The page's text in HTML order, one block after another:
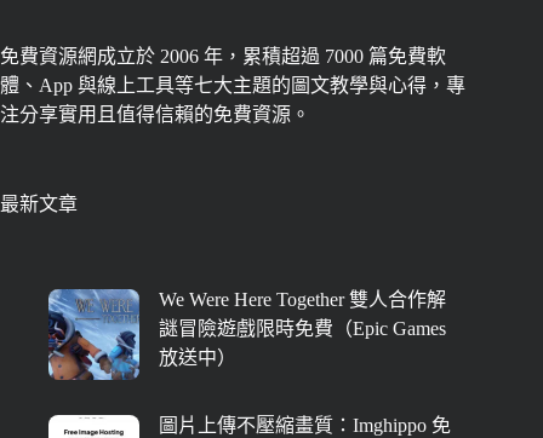
免費資源網成立於 2006 年，累積超過 7000 篇免費軟
體、App 與線上工具等七大主題的圖文教學與心得，專
注分享實用且值得信賴的免費資源。
最新文章
We Were Here Together 雙人合作解
謎冒險遊戲限時免費（Epic Games
放送中）
圖片上傳不壓縮畫質：Imghippo 免